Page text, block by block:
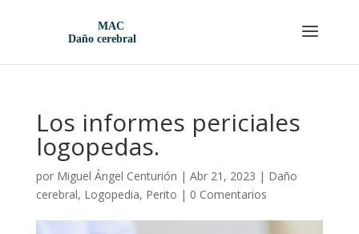
Los informes periciales
logopedas.
por Miguel Ángel Centurión | Abr 21, 2023 | Daño
cerebral, Logopedia, Perito | 0 Comentarios